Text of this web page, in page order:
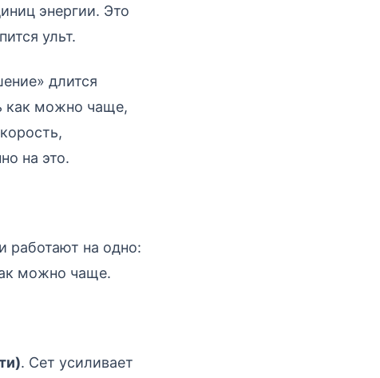
энергии. Это
ульт.
длится
как можно чаще,
на это.
работают на одно:
можно чаще.
. Сет усиливает